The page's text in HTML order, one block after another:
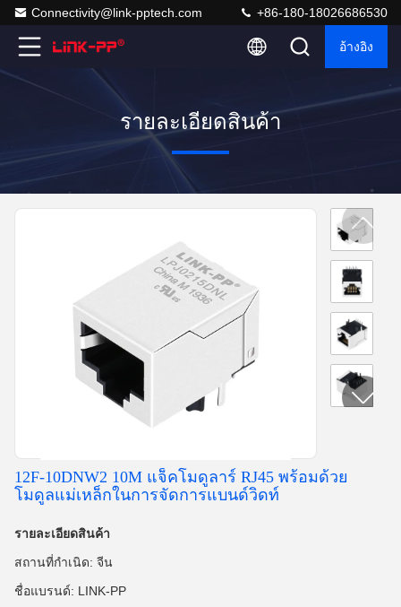
Connectivity@link-pptech.com +86-180-18026686530
อ้างอิง
รายละเอียดสินค้า
12F-10DNW2 10M แจ็คโมดูลาร์ RJ45 พร้อมด้วย
โมดูลแม่เหล็กในการจัดการแบนด์วิดท์
รายละเอียดสินค้า
สถานที่กำเนิด: จีน
ชื่อแบรนด์: LINK-PP